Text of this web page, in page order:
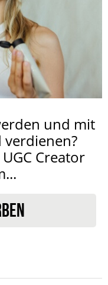
und mit
Creator